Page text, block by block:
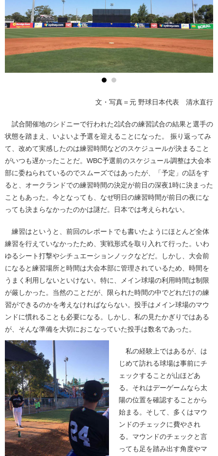
文・写真＝元 野球日本代表 清水直行
試合開催地のシドニーで行われた2試合の練習試合の結果と選手の
状態を踏まえ、いよいよ予選を迎えることになった。 振り返ってみ
て、改めて実感したのは練習時間などのスケジュールが決まること
がいつも遅かったことだ。WBC予選前のスケジュール調整は大会本
部に委ねられているのでスムーズではあったが、「予定」の話をす
ると、オークランドでの練習時間の決定が前日の深夜1時に決まった
こともあった。今となっても、なぜ明日の練習時間が前日の夜にな
っても決まらなかったのかは謎だ。日本では考えられない。
練習はというと、前回のレポートでも書いたようにほとんど全体
練習を行えていなかったため、実戦形式を取り入れて行った。いわ
ゆるシート打撃やシチュエーションノックなどだ。しかし、大会前
になると練習場所と時間は大会本部に管理されているため、時間を
うまく利用しないといけない。特に、メイン球場の利用時間は制限
が厳しかった。当然のことだが、限られた時間の中でどれだけの練
習ができるのかを考えなければならない。投手はメイン球場のマウ
ンドに慣れることも必要になる。しかし、私の見たかぎりではある
が、そんな準備を大切におこなっていた投手は数名であった。
私の経験上ではあるが、は
じめて訪れる球場は事前にチ
ェックすることが山ほどあ
る。それはデーゲームなら太
陽の位置を確認することから
始まる。そして、多くはマウ
ンドのチェックに費やされ
る。マウンドのチェックと言
っても足を踏み出す角度やマ